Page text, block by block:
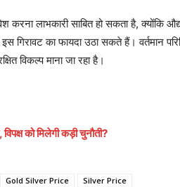
करना लाभकारी साबित हो सकता है, क्योंकि
गिरावट का फायदा उठा सकते हैं। वर्तमान
विकल्प माना जा रहा है।
को मिलेगी कड़ी चुनौती?
Gold Silver Price Silver Price